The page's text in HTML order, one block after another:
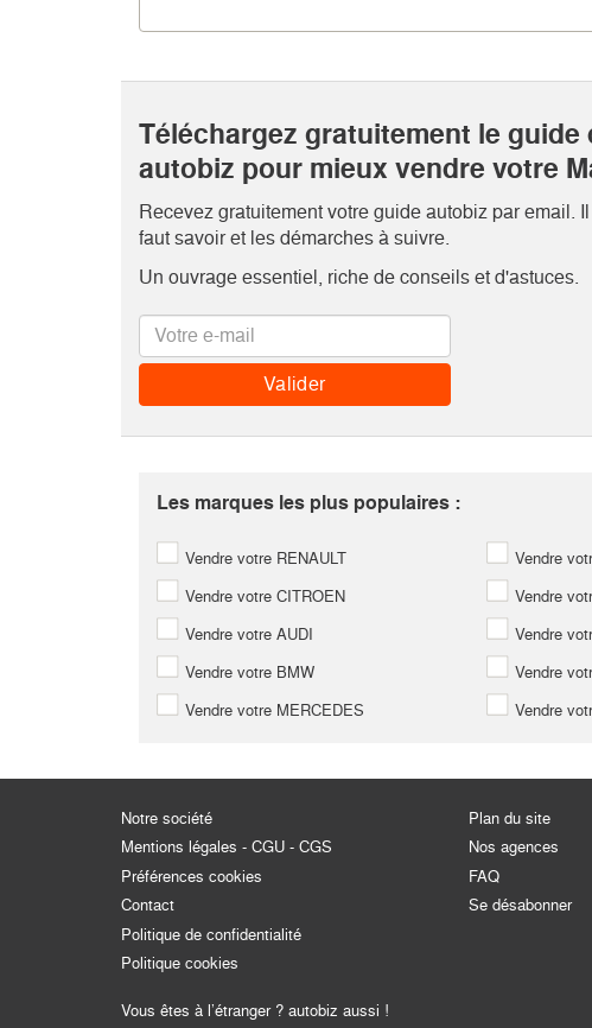
Téléchargez gratuitement le guide
autobiz pour mieux vendre votre
Recevez gratuitement votre guide autobiz par email.
faut savoir et les démarches à suivre.
Un ouvrage essentiel, riche de conseils et d'astuces.
Les marques les plus populaires :
Vendre votre RENAULT Vendre
Vendre votre CITROEN Vendre
Vendre votre AUDI Vendre
Vendre votre BMW Vendre
Vendre votre MERCEDES Vendre
Notre société
Mentions légales - CGU - CGS
Préférences cookies
Contact
Politique de confidentialité
Politique cookies
Plan du site
Nos agences
FAQ
Se désabonner
Vous êtes à l’étranger ? autobiz aussi !